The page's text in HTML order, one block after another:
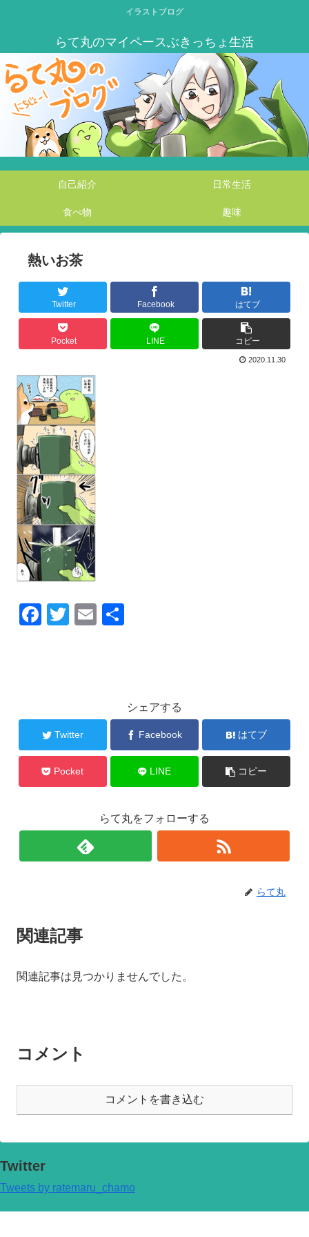
イラストブログ
自己紹介 日常生活
食べ物 趣味
熱いお茶
Twitter Facebook はてブ
Pocket LINE コピー
2020.11.30
F
o
o
k
T
E
シェアする
Twitter Facebook はてブ
Pocket LINE コピー
らて丸をフォローする
らて丸
関連記事
関連記事は見つかりませんでした。
コメント
コメントを書き込む
Twitter
Tweets by ratemaru_chamo